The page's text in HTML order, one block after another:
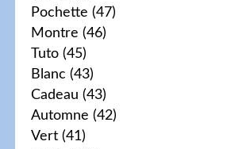
Pochette (47)
Montre (46)
Tuto (45)
Blanc (43)
Cadeau (43)
Automne (42)
Vert (41)